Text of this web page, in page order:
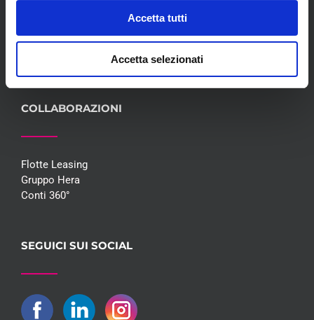
Accetta tutti
Accetta selezionati
Whisteblowing D.Lgs 24/2023
Promozioni
COLLABORAZIONI
Flotte Leasing
Gruppo Hera
Conti 360°
SEGUICI SUI SOCIAL